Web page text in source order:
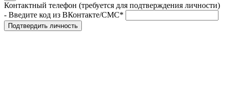
Контактный телефон (требуется для подтверждения личности)
- Введите код из ВКонтакте/СМС*
Подтвердить личность